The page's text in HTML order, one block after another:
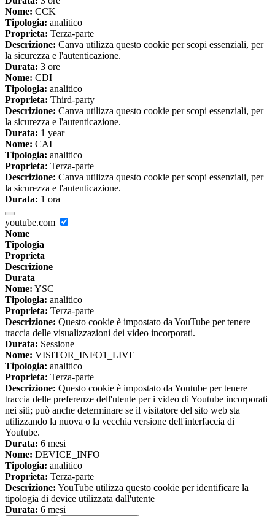
Nome: CCK
Tipologia: analitico
Proprieta: Terza-parte
Descrizione: Canva utilizza questo cookie per scopi essenziali, per
la sicurezza e l'autenticazione.
Durata: 3 ore
Nome: CDI
Tipologia: analitico
Proprieta: Third-party
Descrizione: Canva utilizza questo cookie per scopi essenziali, per
la sicurezza e l'autenticazione.
Durata: 1 year
Nome: CAI
Tipologia: analitico
Proprieta: Terza-parte
Descrizione: Canva utilizza questo cookie per scopi essenziali, per
la sicurezza e l'autenticazione.
Durata: 1 ora
youtube.com
Nome
Tipologia
Proprieta
Descrizione
Durata
Nome: YSC
Tipologia: analitico
Proprieta: Terza-parte
Descrizione: Questo cookie è impostato da YouTube per tenere
traccia delle visualizzazioni dei video incorporati.
Durata: Sessione
Nome: VISITOR_INFO1_LIVE
Tipologia: analitico
Proprieta: Terza-parte
Descrizione: Questo cookie è impostato da Youtube per tenere
traccia delle preferenze dell'utente per i video di Youtube incorporati
nei siti; può anche determinare se il visitatore del sito web sta
utilizzando la nuova o la vecchia versione dell'interfaccia di
Youtube.
Durata: 6 mesi
Nome: DEVICE_INFO
Tipologia: analitico
Proprieta: Terza-parte
Descrizione: YouTube utilizza questo cookie per identificare la
tipologia di device utilizzata dall'utente
Durata: 6 mesi